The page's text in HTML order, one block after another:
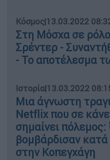
Κόσμος|13.03.2022
Στη Μόσχα σε
Σρέντερ -
- Το αποτέλεσμα
Ιστορία|13.03.2022
Μια άγνωστη
Netflix που σε
σημαίνει
βομβάρδισαν κατά
στην Κοπεγχάγη